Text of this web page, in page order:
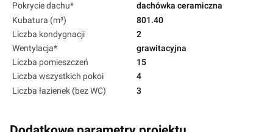
Pokrycie dachu*
dachówka ceramiczna
Kubatura (m³)
801.40
Liczba kondygnacji
2
Wentylacja*
grawitacyjna
Liczba pomieszczeń
15
Liczba wszystkich pokoi
4
Liczba łazienek (bez WC)
3